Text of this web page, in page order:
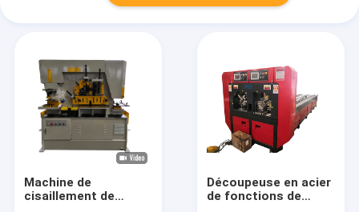
Machine de
cisaillement de
Découpeuse en acier
de fonctions de